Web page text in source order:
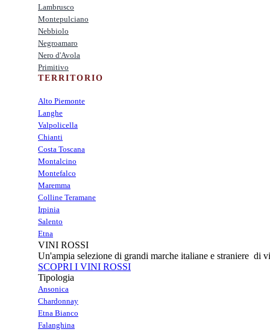
Lambrusco
Montepulciano
Nebbiolo
Negroamaro
Nero d'Avola
Primitivo
TERRITORIO
Alto Piemonte
Langhe
Valpolicella
Chianti
Costa Toscana
Montalcino
Montefalco
Maremma
Colline Teramane
Irpinia
Salento
Etna
VINI ROSSI
Un'ampia selezione di grandi marche italiane e straniere di
SCOPRI I VINI ROSSI
Tipologia
Ansonica
Chardonnay
Etna Bianco
Falanghina